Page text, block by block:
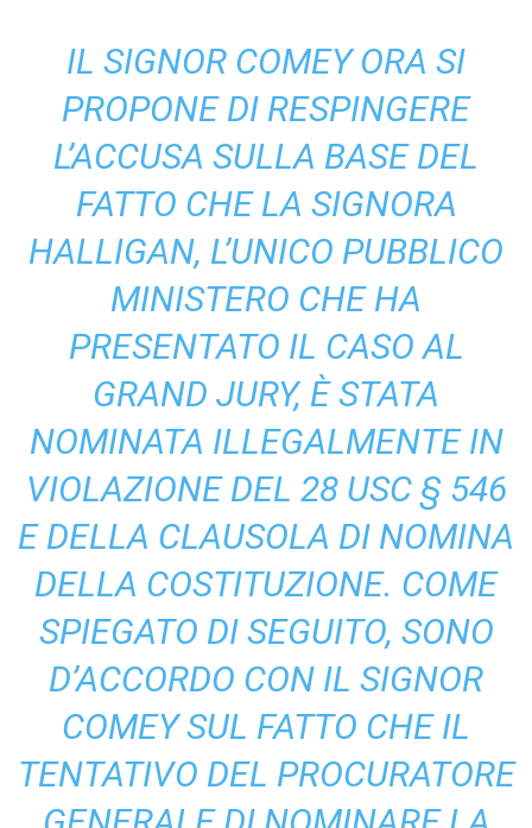
IL SIGNOR COMEY ORA SI
PROPONE DI RESPINGERE
L’ACCUSA SULLA BASE DEL
FATTO CHE LA SIGNORA
HALLIGAN, L’UNICO PUBBLICO
MINISTERO CHE HA
PRESENTATO IL CASO AL
GRAND JURY, È STATA
NOMINATA ILLEGALMENTE IN
VIOLAZIONE DEL 28 USC § 546
E DELLA CLAUSOLA DI NOMINA
DELLA COSTITUZIONE. COME
SPIEGATO DI SEGUITO, SONO
D’ACCORDO CON IL SIGNOR
COMEY SUL FATTO CHE IL
TENTATIVO DEL PROCURATORE